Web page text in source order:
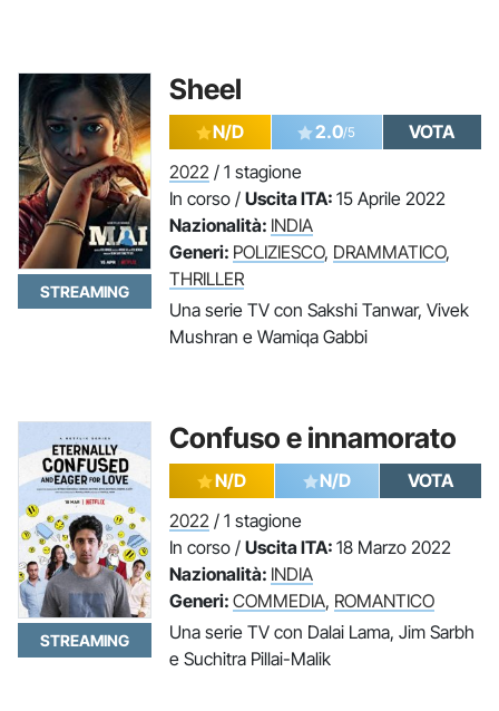
Sheel
STREAMING
N/D 2.0/5
VOTA
2022 / 1 stagione
In corso / Uscita ITA: 15 Aprile 2022
Nazionalità: INDIA
Generi: POLIZIESCO, DRAMMATICO,
THRILLER
Una serie TV con Sakshi Tanwar, Vivek
Mushran e Wamiqa Gabbi
Confuso e innamorato
STREAMING
N/D N/D
VOTA
2022 / 1 stagione
In corso / Uscita ITA: 18 Marzo 2022
Nazionalità: INDIA
Generi: COMMEDIA, ROMANTICO
Una serie TV con Dalai Lama, Jim Sarbh
e Suchitra Pillai-Malik